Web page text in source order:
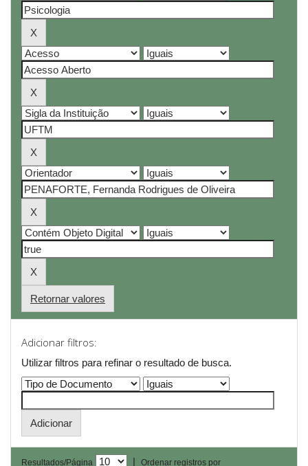
Retornar valores
Adicionar filtros:
Utilizar filtros para refinar o resultado de busca.
Resultados/Página |
Ordenar registros por